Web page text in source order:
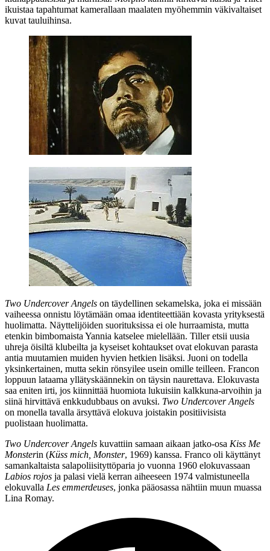
ikuistaa tapahtumat kamerallaan maalaten myöhemmin väkivaltaiset
kuvat tauluihinsa.
Two Undercover Angels on täydellinen sekamelska, joka ei missään
vaiheessa onnistu löytämään omaa identiteettiään kovasta yrityksestä
huolimatta. Näyttelijöiden suorituksissa ei ole hurraamista, mutta
etenkin bimbomaista Yannia katselee mielellään. Tiller etsii uusia
uhreja öisiltä klubeilta ja kyseiset kohtaukset ovat elokuvan parasta
antia muutamien muiden hyvien hetkien lisäksi. Juoni on todella
yksinkertainen, mutta sekin rönsyilee usein omille teilleen. Francon
loppuun lataama yllätyskäännekin on täysin naurettava. Elokuvasta
saa eniten irti, jos kiinnittää huomiota lukuisiin kalkkuna-arvoihin ja
siinä hirvittävä enkkudubbaus on avuksi. Two Undercover Angels
on monella tavalla ärsyttävä elokuva joistakin positiivisista
puolistaan huolimatta.
Two Undercover Angels kuvattiin samaan aikaan jatko‑osa Kiss Me
Monsterin (Küss mich, Monster, 1969) kanssa. Franco oli käyttänyt
samankaltaista salapoliisityttöparia jo vuonna 1960 elokuvassaan
Labios rojos ja palasi vielä kerran aiheeseen 1974 valmistuneella
elokuvalla Les emmerdeuses, jonka pääosassa nähtiin muun muassa
Lina Romay.